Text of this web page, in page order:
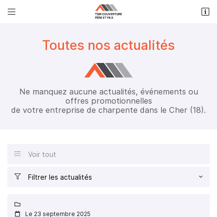
 
06 87 51 68 43
 Recopier le code ci-contre
Toutes nos actualités
Ne manquez aucune actualités, événements ou
offres promotionnelles
de votre entreprise de charpente dans le Cher (18).
 Voir tout
 Filtrer les actualités


Le 23 septembre 2025